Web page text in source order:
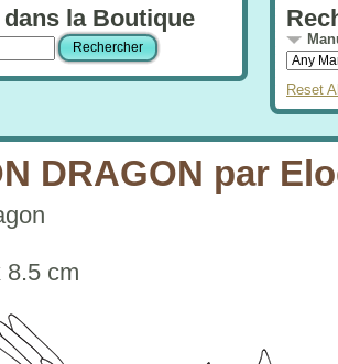
la Boutique
Reset
DRAGON par
8.5 cm